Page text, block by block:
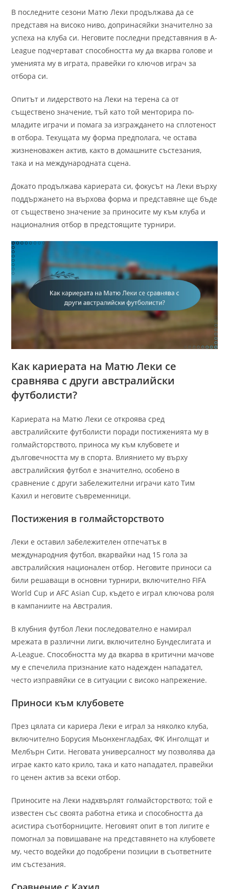
В последните сезони Матю Леки продължава да се
представя на високо ниво, допринасяйки значително за
успеха на клуба си. Неговите последни представяния в A-
League подчертават способността му да вкарва голове и
уменията му в играта, правейки го ключов играч за
отбора си.
Опитът и лидерството на Леки на терена са от
съществено значение, тъй като той менторира по-
младите играчи и помага за изграждането на сплотеност
в отбора. Текущата му форма предполага, че остава
жизненоважен актив, както в домашните състезания,
така и на международната сцена.
Докато продължава кариерата си, фокусът на Леки върху
поддържането на върхова форма и представяне ще бъде
от съществено значение за приносите му към клуба и
националния отбор в предстоящите турнири.
Как кариерата на Матю Леки се
сравнява с други австралийски
футболисти?
Кариерата на Матю Леки се откроява сред
австралийските футболисти поради постиженията му в
голмайсторството, приноса му към клубовете и
дълговечността му в спорта. Влиянието му върху
австралийския футбол е значително, особено в
сравнение с други забележителни играчи като Тим
Кахил и неговите съвременници.
Постижения в голмайсторството
Леки е оставил забележителен отпечатък в
международния футбол, вкарвайки над 15 гола за
австралийския национален отбор. Неговите приноси са
били решаващи в основни турнири, включително FIFA
World Cup и AFC Asian Cup, където е играл ключова роля
в кампаниите на Австралия.
В клубния футбол Леки последователно е намирал
мрежата в различни лиги, включително Бундеслигата и
A-League. Способността му да вкарва в критични мачове
му е спечелила признание като надежден нападател,
често изправяйки се в ситуации с високо напрежение.
Приноси към клубовете
През цялата си кариера Леки е играл за няколко клуба,
включително Борусия Мьонхенгладбах, ФК Инголщат и
Мелбърн Сити. Неговата универсалност му позволява да
играе както като крило, така и като нападател, правейки
го ценен актив за всеки отбор.
Приносите на Леки надхвърлят голмайсторството; той е
известен със своята работна етика и способността да
асистира съотборниците. Неговият опит в топ лигите е
помогнал за повишаване на представянето на клубовете
му, често водейки до подобрени позиции в съответните
им състезания.